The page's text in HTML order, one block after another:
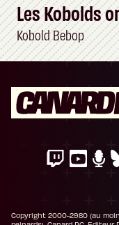
Les Kobolds
Kobold Bebop
Copyright 2000-2980 (au